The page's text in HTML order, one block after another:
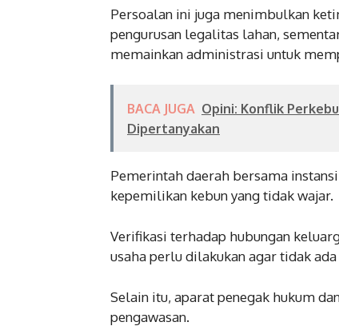
Persoalan ini juga menimbulkan
pengurusan legalitas lahan,
memainkan administrasi untuk
BACA JUGA Opini: Konflik
Dipertanyakan
Pemerintah daerah bersama
kepemilikan kebun yang tidak wajar.
Verifikasi terhadap hubungan
usaha perlu dilakukan agar tidak
Selain itu, aparat penegak hukum
pengawasan.